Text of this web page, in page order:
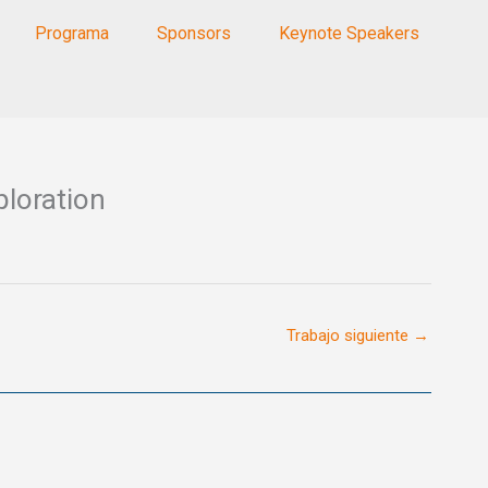
Programa Sponsors Keynote Speakers
Trabajo siguiente →